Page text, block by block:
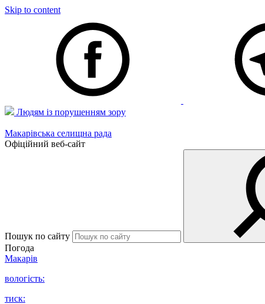
Skip to content
Людям із порушенням зору
Макарівська селищна рада
Офіційний веб-сайт
Пошук по сайту
Погода
Макарів
вологість:
тиск: